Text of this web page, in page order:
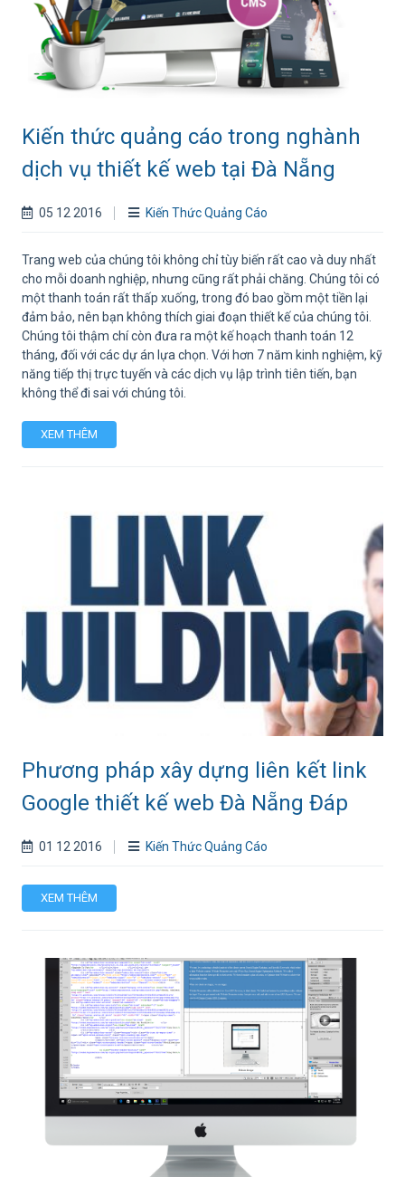
Kiến thức quảng cáo trong nghành
dịch vụ thiết kế web tại Đà Nẵng
05 12 2016 Kiến Thức Quảng Cáo
Trang web của chúng tôi không chỉ tùy biến rất cao và duy nhất
cho mỗi doanh nghiệp, nhưng cũng rất phải chăng. Chúng tôi có
một thanh toán rất thấp xuống, trong đó bao gồm một tiền lại
đảm bảo, nên bạn không thích giai đoạn thiết kế của chúng tôi.
Chúng tôi thậm chí còn đưa ra một kế hoạch thanh toán 12
tháng, đối với các dự án lựa chọn. Với hơn 7 năm kinh nghiệm, kỹ
năng tiếp thị trực tuyến và các dịch vụ lập trình tiên tiến, bạn
không thể đi sai với chúng tôi.
XEM THÊM
Phương pháp xây dựng liên kết link
Google thiết kế web Đà Nẵng Đáp
01 12 2016 Kiến Thức Quảng Cáo
XEM THÊM